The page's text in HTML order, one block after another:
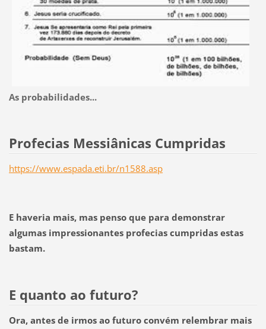
As probabilidades...
Profecias Messiânicas Cumpridas
https://www.espada.eti.br/n1588.asp
E haveria mais, mas penso que para demonstrar
algumas impressionantes profecias cumpridas estas
bastam.
E quanto ao futuro?
Ora, antes de irmos ao futuro convém relembrar mais